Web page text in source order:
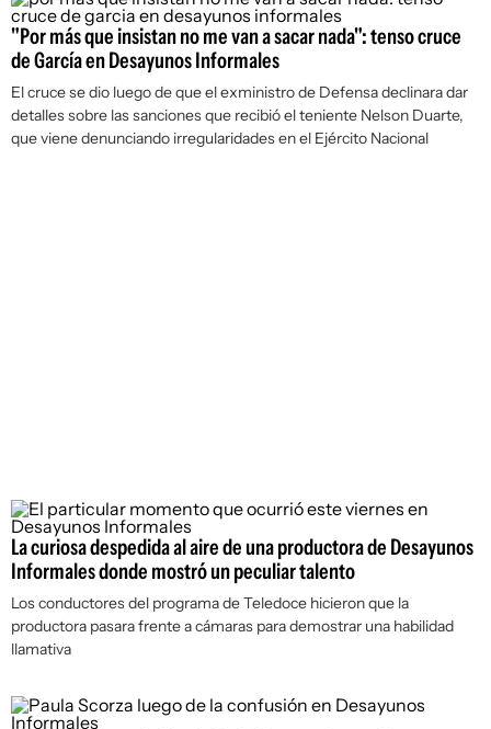
"Por más que insistan no me van a sacar nada": tenso cruce
de García en Desayunos Informales
El cruce se dio luego de que el exministro de Defensa declinara dar
detalles sobre las sanciones que recibió el teniente Nelson Duarte,
que viene denunciando irregularidades en el Ejército Nacional
La curiosa despedida al aire de una productora de Desayunos
Informales donde mostró un peculiar talento
Los conductores del programa de Teledoce hicieron que la
productora pasara frente a cámaras para demostrar una habilidad
llamativa